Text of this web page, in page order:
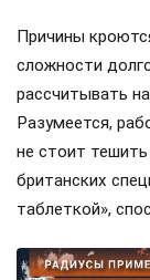
Причины
сложности
рассчитывать
Разумеется,
не стоит
британских
таблеткой»,